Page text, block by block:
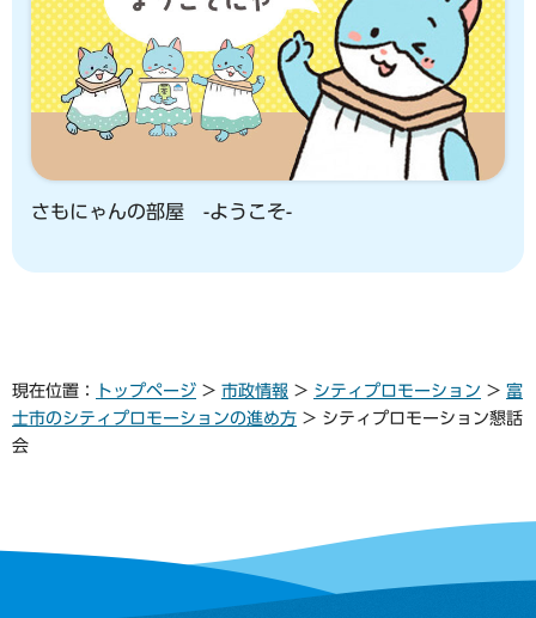
さもにゃんの部屋 -ようこそ-
現在位置： トップページ > 市政情報 > シティプロモーション > 富
士市のシティプロモーションの進め方 > シティプロモーション懇話
会